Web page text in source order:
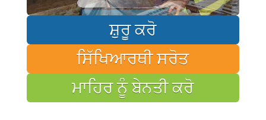
ਸ਼ੁਰੂ ਕਰੋ
ਸਿੱਖਿਆਰਥੀ ਸਰੋਤ
ਮਾਹਿਰ ਨੂੰ ਬੇਨਤੀ ਕਰੋ